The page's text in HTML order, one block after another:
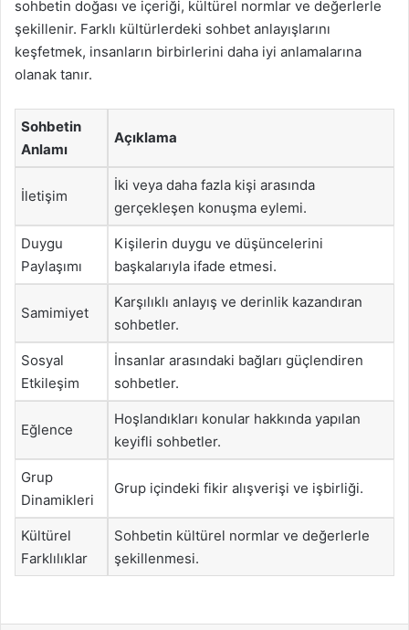
sohbetin doğası ve içeriği, kültürel normlar ve değerlerle
şekillenir. Farklı kültürlerdeki sohbet anlayışlarını
keşfetmek, insanların birbirlerini daha iyi anlamalarına
olanak tanır.
Sohbetin
Anlamı
Açıklama
İletişim
İki veya daha fazla kişi arasında
gerçekleşen konuşma eylemi.
Duygu
Paylaşımı
Kişilerin duygu ve düşüncelerini
başkalarıyla ifade etmesi.
Samimiyet
Karşılıklı anlayış ve derinlik kazandıran
sohbetler.
Sosyal
Etkileşim
İnsanlar arasındaki bağları güçlendiren
sohbetler.
Eğlence
Hoşlandıkları konular hakkında yapılan
keyifli sohbetler.
Grup
Dinamikleri
Grup içindeki fikir alışverişi ve işbirliği.
Kültürel
Farklılıklar
Sohbetin kültürel normlar ve değerlerle
şekillenmesi.